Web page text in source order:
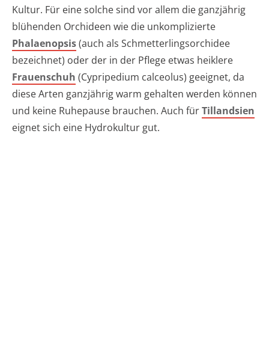
Kultur. Für eine solche sind vor allem die ganzjährig
blühenden Orchideen wie die unkomplizierte
Phalaenopsis(auch als Schmetterlingsorchidee
bezeichnet) oder der in der Pflege etwas heiklere
Frauenschuh (Cypripedium calceolus) geeignet, da
diese Arten ganzjährig warm gehalten werden können
und keine Ruhepause brauchen. Auch fürTillandsien
eignet sich eine Hydrokultur gut.